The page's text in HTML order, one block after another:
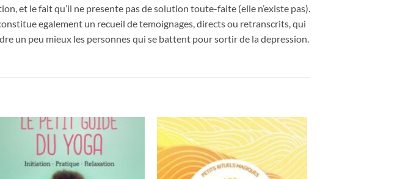
et le fait qu’il ne presente pas de solution toute-faite (elle n’existe pas).
egalement un recueil de temoignages, directs ou retranscrits, qui
un peu mieux les personnes qui se battent pour sortir de la depression.